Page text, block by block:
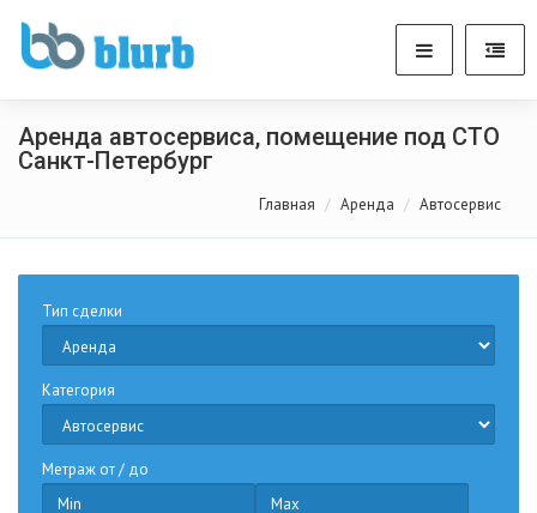
Аренда автосервиса, помещение под СТО
Санкт-Петербург
Главная Аренда Автосервис
Тип сделки
Категория
Метраж от / до